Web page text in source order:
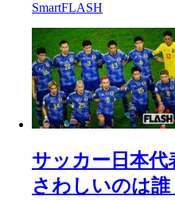
SmartFLASH
サッカー日本代
さわしいのは誰